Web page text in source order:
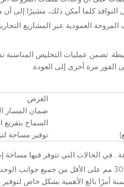
كلما أمكن ذلك، مشيرًا إلى أن
العمودية عبر المشاريع
تضمن عمليات التخليص المناسبة
الفور مرة أخرى إلى العودة.
الغرض
ضمان المسار
السماح
توفير مساحة
. في الحالات التي تتوفر فيها مساحة
بالإضافة إلى الخلوص الجانبي، فإن القاعدة العامة هي
بالغ الأهمية بشكل خاص لتوفير